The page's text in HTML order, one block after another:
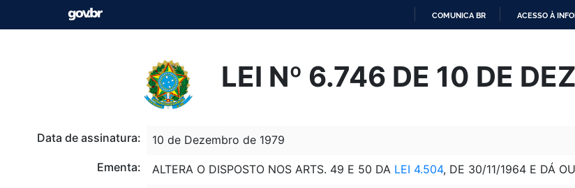
CONTEÚDO
COMUNICA BR ACESSO À
LEI Nº 6.746 DE 10 DE
Data de assinatura:
10 de Dezembro de 1979
Ementa:
ALTERA O DISPOSTO NOS ARTS. 49 E 50 DA LEI 4.504, DE 30/11/1964 E DÁ